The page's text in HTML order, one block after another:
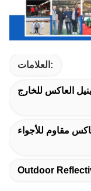
العلامات:
العاكس للخارج
مقاوم للأجواء
Outdoor